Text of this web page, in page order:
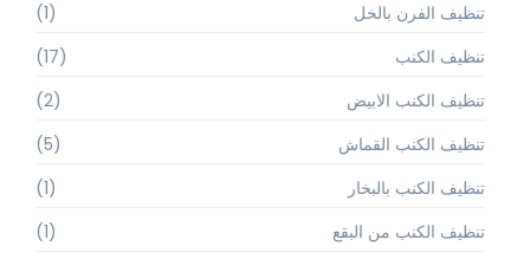
تنظيف الفرن بالخل
(1)
تنظيف الكنب
(17)
تنظيف الكنب الابيض
(2)
تنظيف الكنب القماش
(5)
تنظيف الكنب بالبخار
(1)
تنظيف الكنب من البقع
(1)